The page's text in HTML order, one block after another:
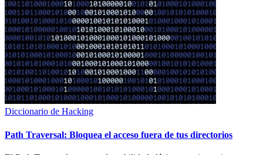
Diccionario de Hacking
Path Traversal: Bloquea el acceso fuera de tus directorios